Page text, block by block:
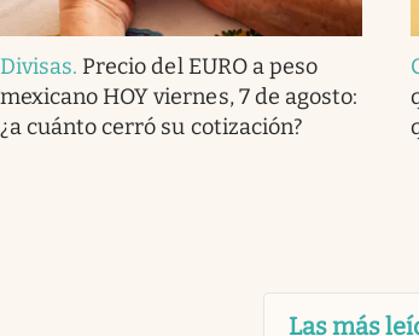
Divisas. Precio del EURO a peso
mexicano HOY viernes, 7 de agosto:
¿a cuánto cerró su cotización?
Las más